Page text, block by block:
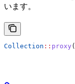
います。
Collection :: proxy (